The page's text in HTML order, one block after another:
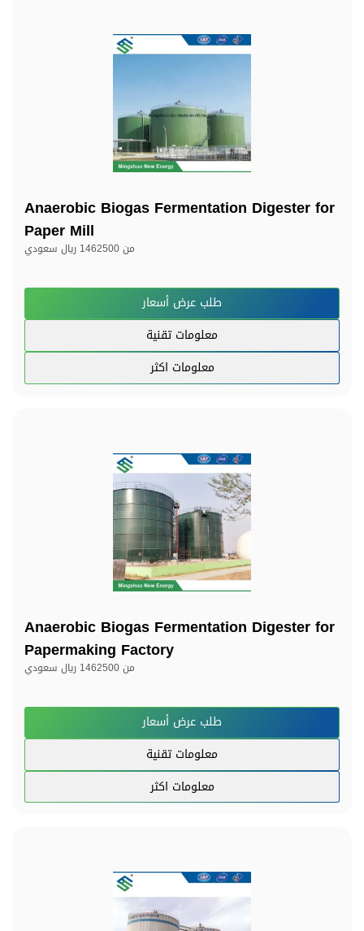
Anaerobic Biogas Fermentation Digester for
Paper Mill
من1462500 ريال سعودي
طلب عرض أسعار
معلومات تقنية
معلومات اكثر
Anaerobic Biogas Fermentation Digester for
Papermaking Factory
من1462500 ريال سعودي
طلب عرض أسعار
معلومات تقنية
معلومات اكثر